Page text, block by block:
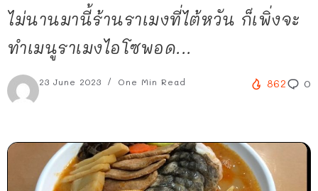
ไม่นานมานี้ร้านราเมงที่ไต้หวัน ก็เพิ่งจะ
ทำเมนูราเมงไอโซพอด...
23 June 2023 One Min Read 862 0